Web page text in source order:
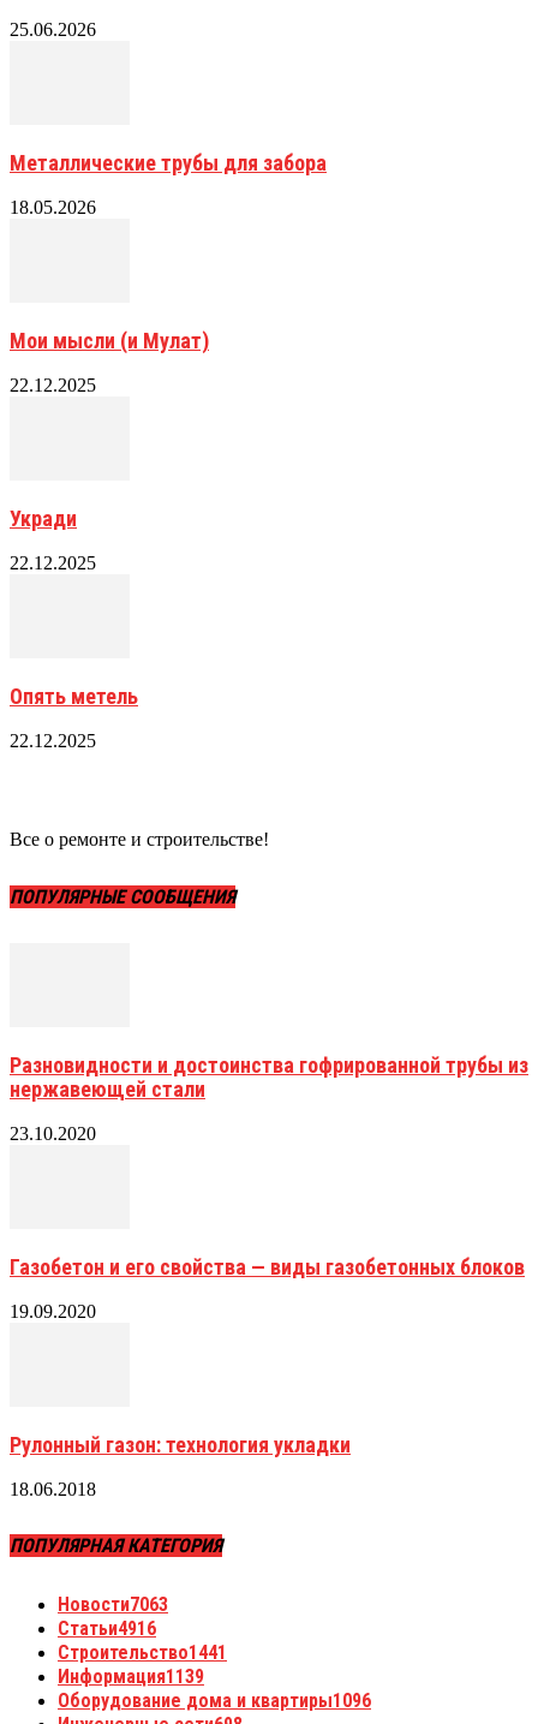
25.06.2026
Металлические трубы для забора
18.05.2026
Мои мысли (и Мулат)
22.12.2025
Укради
22.12.2025
Опять метель
22.12.2025
Все о ремонте и строительстве!
ПОПУЛЯРНЫЕ СООБЩЕНИЯ
Разновидности и достоинства гофрированной трубы из
нержавеющей стали
23.10.2020
Газобетон и его свойства — виды газобетонных блоков
19.09.2020
Рулонный газон: технология укладки
18.06.2018
ПОПУЛЯРНАЯ КАТЕГОРИЯ
Новости7063
Статьи4916
Строительство1441
Информация1139
Оборудование дома и квартиры1096